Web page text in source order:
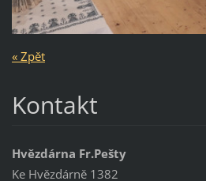
« Zpět
Kontakt
Hvězdárna Fr.Pešty
Ke Hvězdárně 1382